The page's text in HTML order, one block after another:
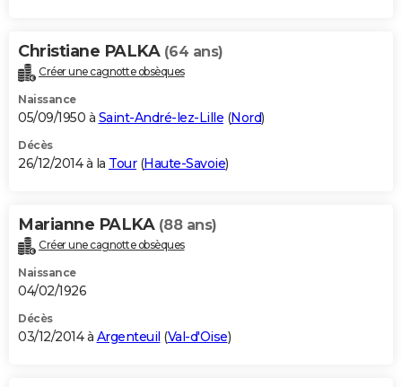
Christiane PALKA (64 ans)
Créer une cagnotte obsèques
Naissance
05/09/1950 à Saint-André-lez-Lille (Nord)
Décès
26/12/2014 à la Tour(Haute-Savoie)
Marianne PALKA (88 ans)
Créer une cagnotte obsèques
Naissance
04/02/1926
Décès
03/12/2014 à Argenteuil (Val-d'Oise)